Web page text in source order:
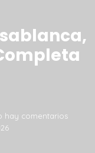
hay comentarios